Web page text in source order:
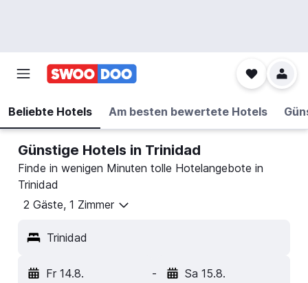
Beliebte Hotels Am besten bewertete Hotels
Günstige Hotels in Trinidad
Finde in wenigen Minuten tolle Hotelangebote in
Trinidad
2 Gäste, 1 Zimmer
Trinidad
Fr 14.8. - Sa 15.8.